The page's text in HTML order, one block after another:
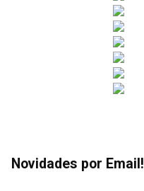
Novidades por Email!